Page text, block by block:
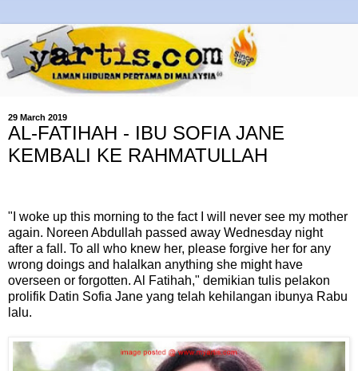
29 March 2019
AL-FATIHAH - IBU SOFIA JANE
KEMBALI KE RAHMATULLAH
"I woke up this morning to the fact I will never see my mother
again. Noreen Abdullah passed away Wednesday night
after a fall. To all who knew her, please forgive her for any
wrong doings and halalkan anything she might have
overseen or forgotten. Al Fatihah," demikian tulis pelakon
prolifik Datin Sofia Jane yang telah kehilangan ibunya Rabu
lalu.